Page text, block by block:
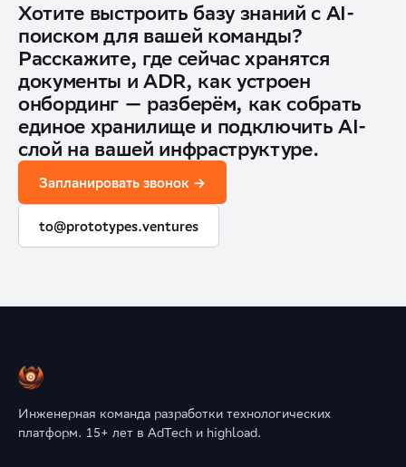
Хотите выстроить базу знаний с AI-
поиском для вашей команды?
Расскажите, где сейчас хранятся
документы и ADR, как устроен
онбординг — разберём, как собрать
единое хранилище и подключить AI-
слой на вашей инфраструктуре.
Запланировать звонок →
to@prototypes.ventures
Инженерная команда разработки технологических
платформ. 15+ лет в AdTech и highload.